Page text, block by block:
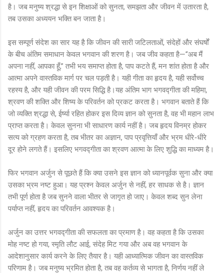
है। जब मनुष्य श्रद्धा से इन शिक्षाओं को सुनता, समझता और जीवन में उतारता है,
तब उसका अध्ययन भक्ति बन जाता है।
इस सम्पूर्ण संदेश का सार यह है कि जीवन की सारी जटिलताओं, संदेहों और संघर्षों
के बीच अंतिम समाधान केवल भगवान की शरण है। जब जीव कहता है—“अब मैं
अपना नहीं, आपका हूँ,” तभी भय समाप्त होता है, पाप कटते हैं, मन शांत होता है और
आत्मा अपने वास्तविक मार्ग पर चल पड़ती है। यही गीता का हृदय है, यही सर्वोच्च
रहस्य है, और यही जीवन की परम सिद्धि है।यह अंतिम भाग भगवद्गीता की महिमा,
श्रवण की शक्ति और शिष्य के परिवर्तन को प्रकट करता है। भगवान बताते हैं कि
जो व्यक्ति श्रद्धा से, ईर्ष्या रहित होकर इस दिव्य ज्ञान को सुनता है, वह भी महान लाभ
प्राप्त करता है। केवल सुनना भी साधारण कार्य नहीं है। जब हृदय विनम्र होकर
सत्य को ग्रहण करता है, तब भीतर का अज्ञान, पाप प्रवृत्तियाँ और भ्रम धीरे-धीरे
दूर होने लगते हैं। इसलिए भगवद्गीता का श्रवण आत्मा के लिए शुद्धि का माध्यम है।
फिर भगवान अर्जुन से पूछते हैं कि क्या उसने इस ज्ञान को ध्यानपूर्वक सुना और क्या
उसका भ्रम नष्ट हुआ। यह प्रश्न केवल अर्जुन से नहीं, हर साधक से है। ज्ञान
तभी पूर्ण होता है जब सुनने वाला भीतर से जागृत हो जाए। केवल शब्द सुन लेना
पर्याप्त नहीं, हृदय का परिवर्तन आवश्यक है।
अर्जुन का उत्तर भगवद्गीता की सफलता का प्रमाण है। वह कहता है कि उसका
मोह नष्ट हो गया, स्मृति लौट आई, संदेह मिट गया और अब वह भगवान के
आदेशानुसार कार्य करने के लिए तैयार है। यही आध्यात्मिक जीवन का वास्तविक
परिणाम है। जब मनुष्य भ्रमित होता है, तब वह कर्तव्य से भागता है, निर्णय नहीं ले